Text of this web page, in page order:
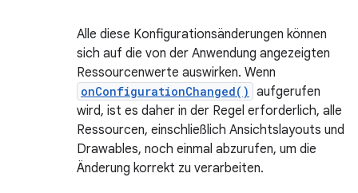
Alle diese Konfigurationsänderungen können
sich auf die von der Anwendung angezeigten
Ressourcenwerte auswirken. Wenn
onConfigurationChanged() aufgerufen
wird, ist es daher in der Regel erforderlich, alle
Ressourcen, einschließlich Ansichtslayouts und
Drawables, noch einmal abzurufen, um die
Änderung korrekt zu verarbeiten.